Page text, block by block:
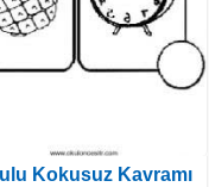
Kokusuz Kavramı